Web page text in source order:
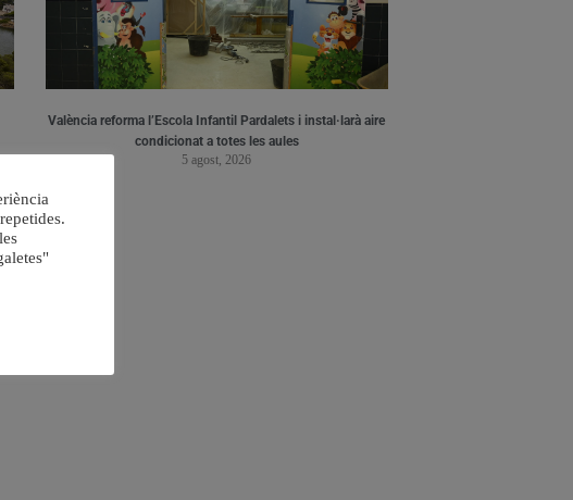
València reforma l’Escola Infantil Pardalets i instal·larà aire
condicionat a totes les aules
5 agost, 2026